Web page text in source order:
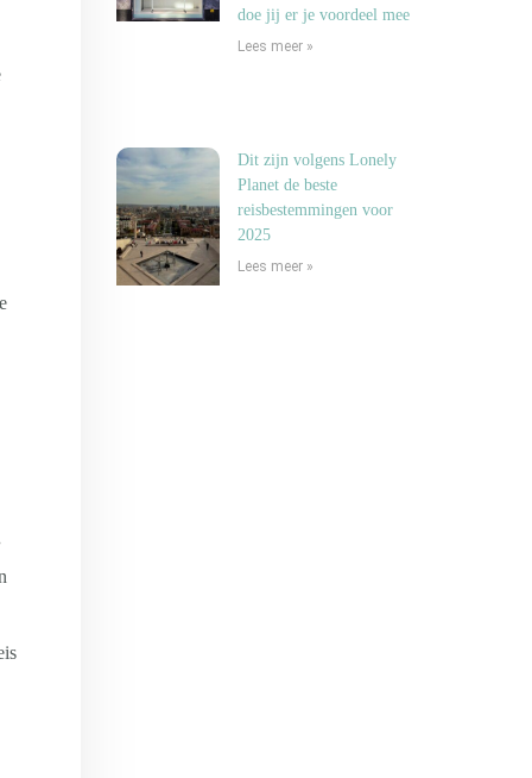
doe jij er je voordeel mee
Lees meer »
Dit zijn volgens Lonely
Planet de beste
reisbestemmingen voor
2025
Lees meer »